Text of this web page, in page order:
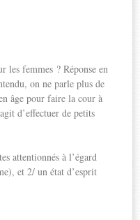
les femmes ? Réponse en
on ne parle plus de
âge pour faire la cour à
d’effectuer de petits
attentionnés à l’égard
et 2/ un état d’esprit